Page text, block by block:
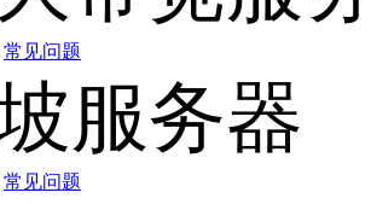
常见问题
服务器
常见问题